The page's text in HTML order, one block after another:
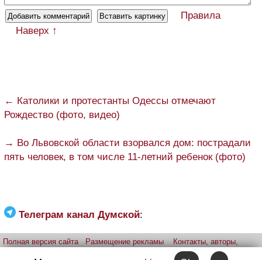
Правила
Наверх ↑
← Католики и протестанты Одессы отмечают
Рождество (фото, видео)
→ Во Львовской области взорвался дом: пострадали
пять человек, в том числе 11-летний ребенок (фото)
Телеграм канал Думской:
Полная версия сайта Размещение рекламы
Контакты, авторы,
iPhone